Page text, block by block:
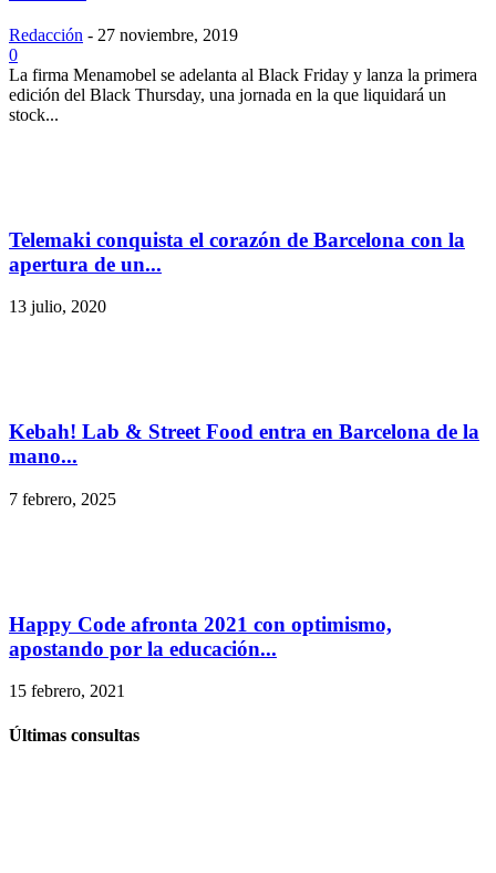
Redacción - 27 noviembre, 2019
0
La firma Menamobel se adelanta al Black Friday y lanza la primera
edición del Black Thursday, una jornada en la que liquidará un
stock...
Telemaki conquista el corazón de Barcelona con la
apertura de un...
13 julio, 2020
Kebah! Lab & Street Food entra en Barcelona de la
mano...
7 febrero, 2025
Happy Code afronta 2021 con optimismo,
apostando por la educación...
15 febrero, 2021
Últimas consultas